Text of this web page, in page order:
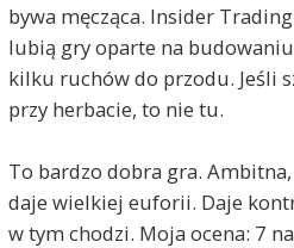
bywa męcząca. Insider
lubią gry oparte na
kilku ruchów do przodu. Jeśli
przy herbacie, to nie tu.
To bardzo dobra gra. Ambitna,
daje wielkiej euforii. Daje
w tym chodzi. Moja ocena: 7